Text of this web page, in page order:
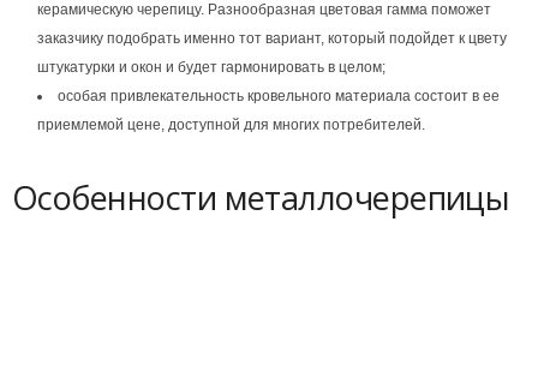
керамическую черепицу. Разнообразная цветовая гамма поможет
заказчику подобрать именно тот вариант, который подойдет к цвету
штукатурки и окон и будет гармонировать в целом;
особая привлекательность кровельного материала состоит в ее
приемлемой цене, доступной для многих потребителей.
Особенности металлочерепицы